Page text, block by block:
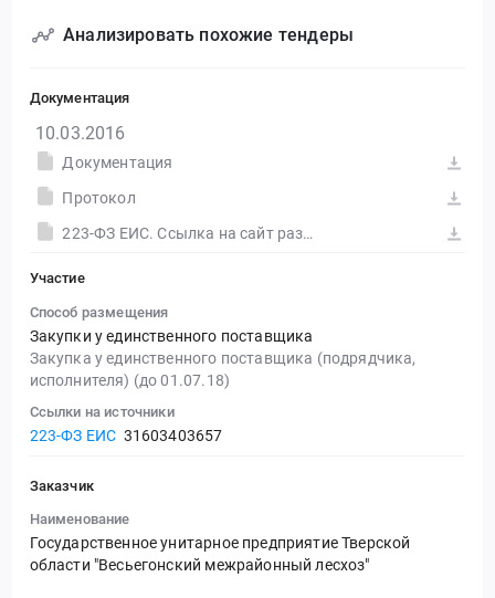
Анализировать похожие тендеры
Документация
10.03.2016
Документация
Протокол
223-ФЗ ЕИС. Ссылка на сайт размещения тендера #30558540328.doc
Участие
Способ размещения
Закупки у единственного поставщика
Закупка у единственного поставщика (подрядчика,
исполнителя) (до 01.07.18)
Ссылки на источники
223-ФЗ ЕИС 31603403657
Заказчик
Наименование
Государственное унитарное предприятие Тверской
области "Весьегонский межрайонный лесхоз"